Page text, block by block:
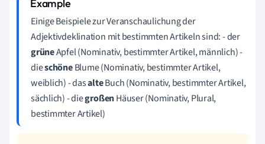
Einige Beispiele zur Veranschaulichung der
Adjektivdeklination mit bestimmten Artikeln sind: - der
grüneApfel (Nominativ, bestimmter Artikel, männlich) -
dieschöneBlume (Nominativ, bestimmter Artikel,
weiblich) - dasalteBuch (Nominativ, bestimmter Artikel,
sächlich) - diegroßenHäuser (Nominativ, Plural,
bestimmter Artikel)